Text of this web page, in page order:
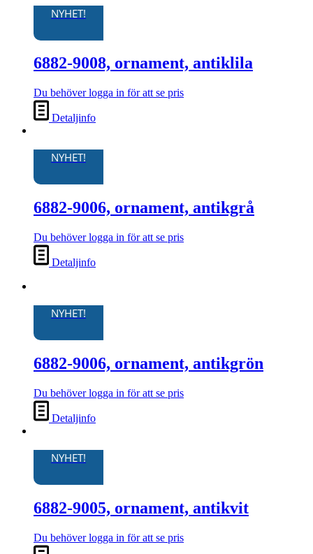
NYHET!
6882-9008, ornament, antiklila
Du behöver logga in för att se pris
Detaljinfo
NYHET!
6882-9006, ornament, antikgrå
Du behöver logga in för att se pris
Detaljinfo
NYHET!
6882-9006, ornament, antikgrön
Du behöver logga in för att se pris
Detaljinfo
NYHET!
6882-9005, ornament, antikvit
Du behöver logga in för att se pris